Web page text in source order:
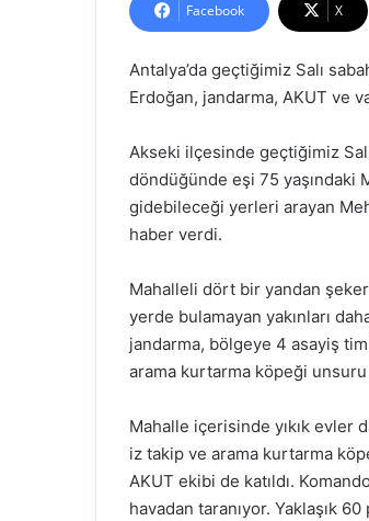
Facebook X
Antalya’da geçtiğimiz Salı
Erdoğan, jandarma, AKUT ve
Akseki ilçesinde geçtiğimiz
döndüğünde eşi 75 yaşındaki
gidebileceği yerleri arayan
haber verdi.
Mahalleli dört bir yandan şeker
yerde bulamayan yakınları
jandarma, bölgeye 4 asayiş
arama kurtarma köpeği unsuru
Mahalle içerisinde yıkık evler
iz takip ve arama kurtarma
AKUT ekibi de katıldı.
havadan taranıyor. Yaklaşık